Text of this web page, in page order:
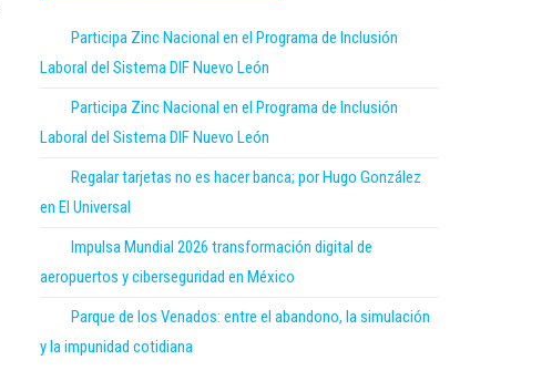
Participa Zinc Nacional en el Programa de Inclusión
Laboral del Sistema DIF Nuevo León
Participa Zinc Nacional en el Programa de Inclusión
Laboral del Sistema DIF Nuevo León
Regalar tarjetas no es hacer banca; por Hugo González
en El Universal
Impulsa Mundial 2026 transformación digital de
aeropuertos y ciberseguridad en México
Parque de los Venados: entre el abandono, la simulación
y la impunidad cotidiana